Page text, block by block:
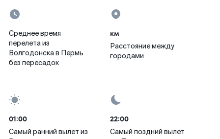
Среднее время
перелета из
Волгодонска в Пермь
без пересадок
км
Расстояние между
городами
01:00
Самый ранний вылет из
22:00
Самый поздний вылет